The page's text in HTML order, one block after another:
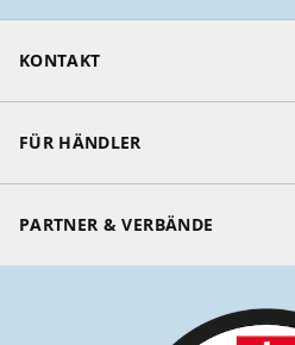
KONTAKT
FÜR HÄNDLER
PARTNER & VERBÄNDE